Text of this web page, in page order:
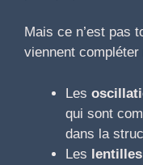
Mais ce n’est pas
viennent
Les
qui sont
dans la
Les